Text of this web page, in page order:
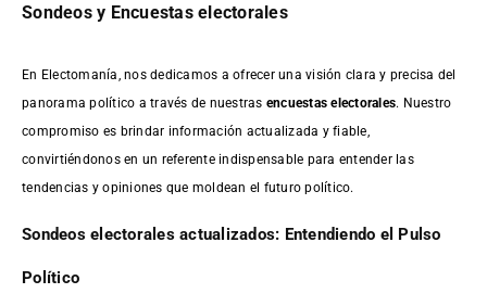
Sondeos y Encuestas electorales
En Electomanía, nos dedicamos a ofrecer una visión clara y precisa del
panorama político a través de nuestras encuestas electorales. Nuestro
compromiso es brindar información actualizada y fiable,
convirtiéndonos en un referente indispensable para entender las
tendencias y opiniones que moldean el futuro político.
Sondeos electorales actualizados: Entendiendo el Pulso
Político